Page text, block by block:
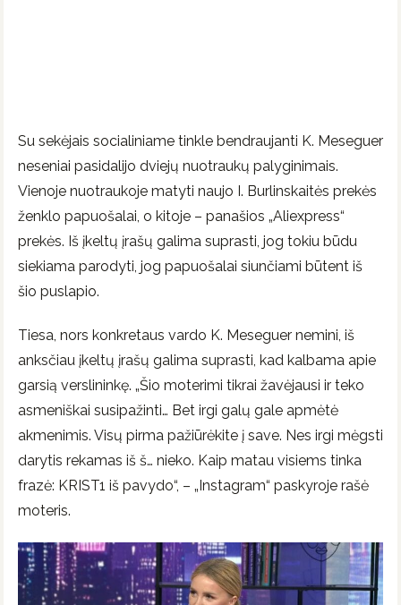
Su sekėjais socialiniame tinkle bendraujanti K. Meseguer
neseniai pasidalijo dviejų nuotraukų palyginimais.
Vienoje nuotraukoje matyti naujo I. Burlinskaitės prekės
ženklo papuošalai, o kitoje – panašios „Aliexpress“
prekės. Iš įkeltų įrašų galima suprasti, jog tokiu būdu
siekiama parodyti, jog papuošalai siunčiami būtent iš
šio puslapio.
Tiesa, nors konkretaus vardo K. Meseguer nemini, iš
anksčiau įkeltų įrašų galima suprasti, kad kalbama apie
garsią verslininkę. „Šio moterimi tikrai žavėjausi ir teko
asmeniškai susipažinti… Bet irgi galų gale apmėtė
akmenimis. Visų pirma pažiūrėkite į save. Nes irgi mėgsti
darytis rekamas iš š… nieko. Kaip matau visiems tinka
frazė: KRIST1 iš pavydo“, – „Instagram“ paskyroje rašė
moteris.